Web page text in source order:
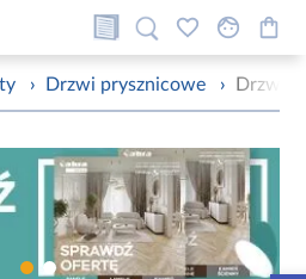
› Drzwi prysznicowe › Drzwi